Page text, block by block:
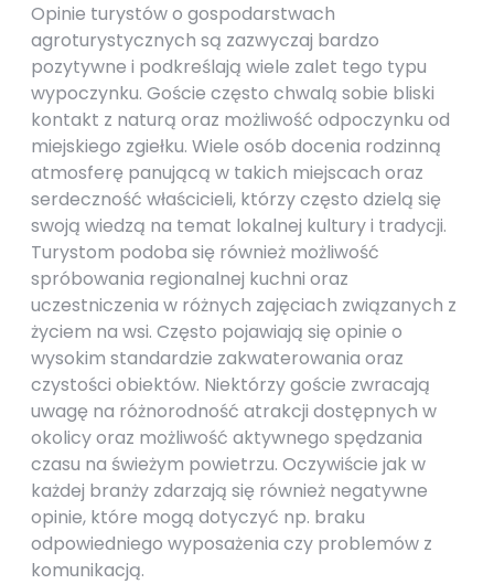
Opinie turystów o gospodarstwach
agroturystycznych są zazwyczaj bardzo
pozytywne i podkreślają wiele zalet tego typu
wypoczynku. Goście często chwalą sobie bliski
kontakt z naturą oraz możliwość odpoczynku od
miejskiego zgiełku. Wiele osób docenia rodzinną
atmosferę panującą w takich miejscach oraz
serdeczność właścicieli, którzy często dzielą się
swoją wiedzą na temat lokalnej kultury i tradycji.
Turystom podoba się również możliwość
spróbowania regionalnej kuchni oraz
uczestniczenia w różnych zajęciach związanych z
życiem na wsi. Często pojawiają się opinie o
wysokim standardzie zakwaterowania oraz
czystości obiektów. Niektórzy goście zwracają
uwagę na różnorodność atrakcji dostępnych w
okolicy oraz możliwość aktywnego spędzania
czasu na świeżym powietrzu. Oczywiście jak w
każdej branży zdarzają się również negatywne
opinie, które mogą dotyczyć np. braku
odpowiedniego wyposażenia czy problemów z
komunikacją.